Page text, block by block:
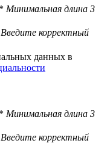
Минимальная длина 3
Введите корректный
данных в
Минимальная длина 3
Введите корректный